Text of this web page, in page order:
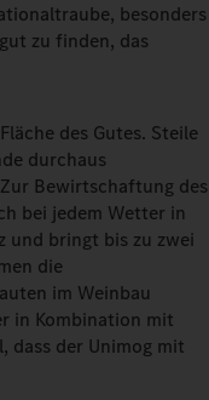
besonders
zu finden, das
des Gutes. Steile
durchaus
Bewirtschaftung des
bei jedem Wetter in
und bringt bis zu zwei
die
im Weinbau
in Kombination mit
dass der Unimog mit